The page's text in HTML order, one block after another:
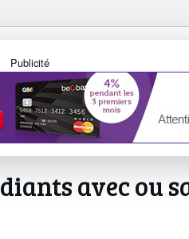
Publicité
avec ou